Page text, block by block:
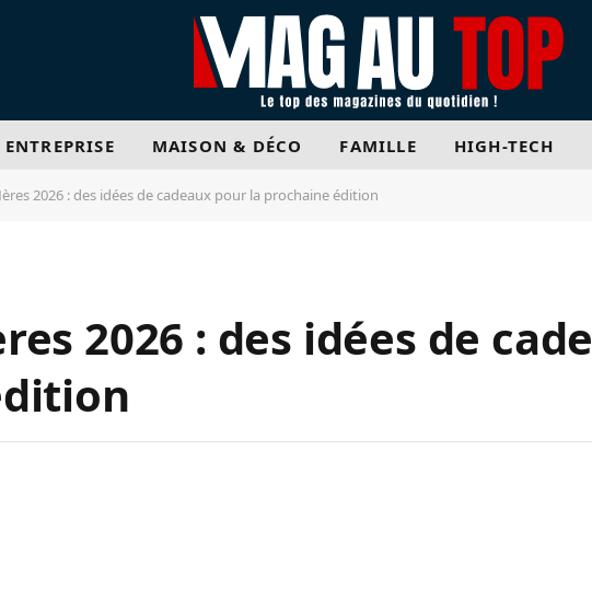
ENTREPRISE MAISON & DÉCO FAMILLE HIGH-TECH
2026 : des idées de cadeaux pour la prochaine édition
2026 : des idées de